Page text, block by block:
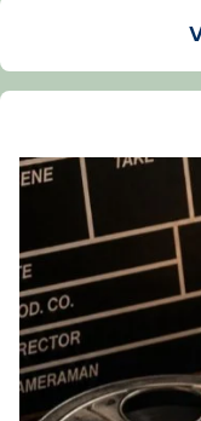
La Carmina
dos mesos, a
Recupera
tican
07/carmina-
espana-
Foto
View on Facebook ·